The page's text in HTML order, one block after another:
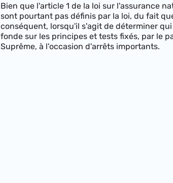
Bien que l'article 1 de la loi sur l'assurance
sont pourtant pas définis par la loi, du fait
conséquent, lorsqu'il s'agit de déterminer
fonde sur les principes et tests fixés, par le
Suprême, à l'occasion d'arrêts importants.